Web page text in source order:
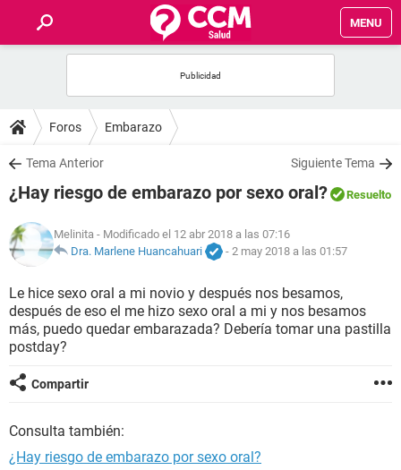
MENU
FOROS
SALUD
FAMILIA
NUTRICIÓN
BIENESTAR
SEXUALIDAD
GLOSARIO
Foros Embarazo
Tema Anterior Siguiente Tema
¿Hay riesgo de embarazo por sexo oral? Resuelto
Melinita - Modificado el 12 abr 2018 a las 07:16
Dra. Marlene Huancahuari
- 2 may 2018 a las 01:57
Le hice sexo oral a mi novio y después nos besamos,
después de eso el me hizo sexo oral a mi y nos besamos
más, puedo quedar embarazada? Debería tomar una pastilla
postday?
Compartir
Consulta también:
¿Hay riesgo de embarazo por sexo oral?